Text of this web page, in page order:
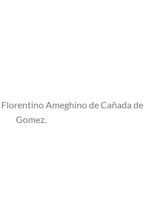
Ameghino de Cañada de
Gomez.